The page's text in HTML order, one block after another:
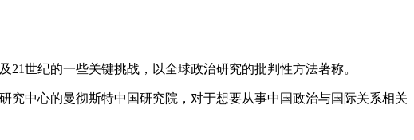
世纪的一些关键挑战，以全球政治研究的批判性方法著称。
中心的曼彻斯特中国研究院，对于想要从事中国政治与国际关系相关